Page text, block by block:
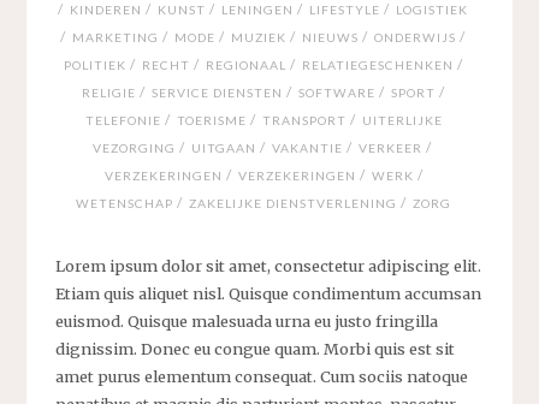
/ KINDEREN / KUNST / LENINGEN / LIFESTYLE / LOGISTIEK
/ MARKETING / MODE / MUZIEK / NIEUWS / ONDERWIJS /
POLITIEK / RECHT / REGIONAAL / RELATIEGESCHENKEN /
RELIGIE / SERVICE DIENSTEN / SOFTWARE / SPORT /
TELEFONIE / TOERISME / TRANSPORT / UITERLIJKE
VEZORGING / UITGAAN / VAKANTIE / VERKEER /
VERZEKERINGEN / VERZEKERINGEN / WERK /
WETENSCHAP / ZAKELIJKE DIENSTVERLENING / ZORG
Lorem ipsum dolor sit amet, consectetur adipiscing elit.
Etiam quis aliquet nisl. Quisque condimentum accumsan
euismod. Quisque malesuada urna eu justo fringilla
dignissim. Donec eu congue quam. Morbi quis est sit
amet purus elementum consequat. Cum sociis natoque